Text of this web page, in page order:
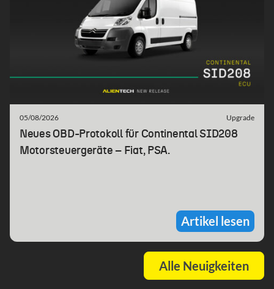
05/08/2026 Upgrade
Neues OBD-Protokoll für Continental SID208
Motorsteuergeräte – Fiat, PSA.
Artikel lesen
Alle Neuigkeiten